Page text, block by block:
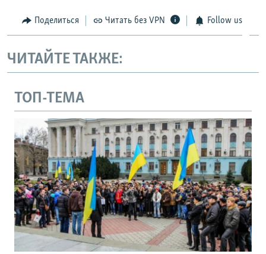
Поделиться Читать без VPN Follow us
ЧИТАЙТЕ ТАКЖЕ:
ТОП-ТЕМА